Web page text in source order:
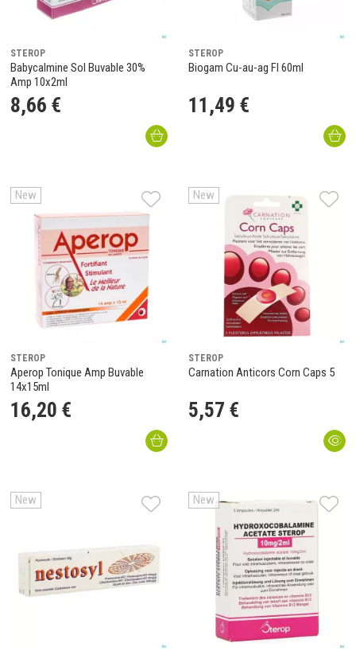
STEROP
Babycalmine Sol Buvable 30%
Amp 10x2ml
8,66 €
STEROP
Biogam Cu-au-ag Fl 60ml
11 ,49 €
New
STEROP
Aperop Tonique Amp Buvable
14x15ml
16,20 €
New
STEROP
Carnation Anticors Corn Caps 5
5,57 €
New New